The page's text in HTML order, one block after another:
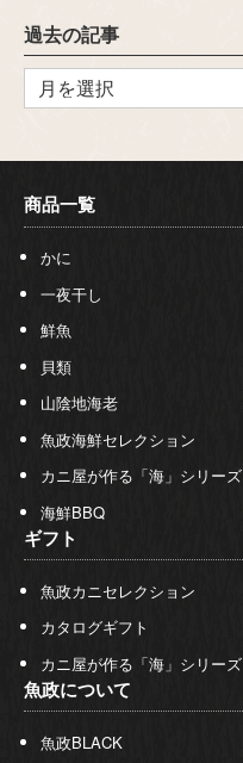
過去の記事
商品一覧
かに
一夜干し
鮮魚
貝類
山陰地海老
魚政海鮮セレクション
カニ屋が作る「海」シリーズ
海鮮BBQ
ギフト
魚政カニセレクション
カタログギフト
カニ屋が作る「海」シリーズ
魚政について
魚政BLACK